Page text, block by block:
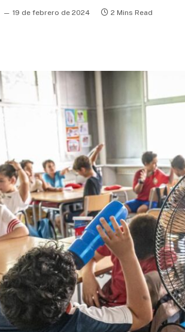
19 de febrero de 2024 2 Mins Read